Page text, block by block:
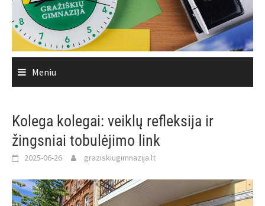
Meniu
Kolega kolegai: veiklų refleksija ir
žingsniai tobulėjimo link
2025-06-26 graziskiugimnazija.lt